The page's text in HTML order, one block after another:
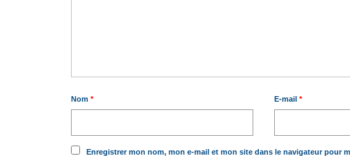
Nom * E-mail*
Enregistrer mon nom, mon e-mail et mon site dans le navigateur pour